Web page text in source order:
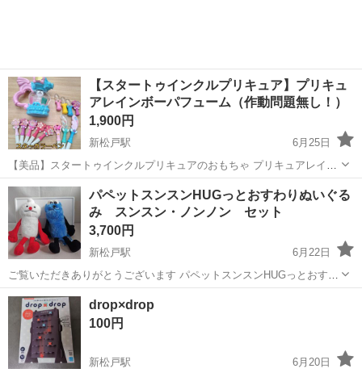
【スタートゥインクルプリキュア】プリキュ
アレインボーパフューム（作動問題無し！）
1,900円
新松戸駅
6月25日
【美品】スタートゥインクルプリキュアのおもちゃ プリキュアレイン
ボーパフューム スターカラーペン大量付属します！ ガチャガチャのス
ターカラーペンも付属します！化粧箱＆取説付属完全セット 状態は写
真からご確認ください!...
千葉 松戸市 新松戸駅 スターカラーペン
パペットスンスンHUGっとおすわりぬいぐる
み スンスン・ノンノン セット
3,700円
新松戸駅
6月22日
ご覧いただきありがとうございます パペットスンスンHUGっとおすわ
りぬいぐるみのセット販売です 人気のスンスンがアミューズメント新
景品したので、早速獲得してきました コレクションにいかがでしょう
千葉 松戸市
drop×drop
100円
新松戸駅
6月20日